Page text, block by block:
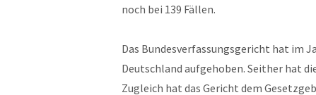
noch bei 139 Fällen.
Das Bundesverfassungsgericht hat im
Deutschland aufgehoben. Seither hat
Zugleich hat das Gericht dem